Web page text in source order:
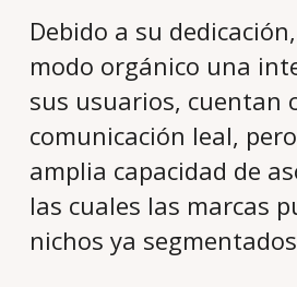
Debido a su
modo orgánico una
sus usuarios, cuentan
comunicación leal,
amplia capacidad de
las cuales las marcas
nichos ya